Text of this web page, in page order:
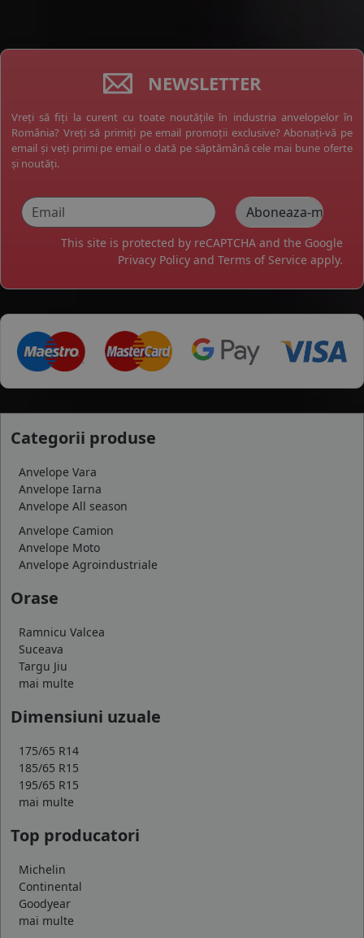
NEWSLETTER
Vreți să fiți la curent cu toate noutățile în industria anvelopelor în
România? Vreți să primiți pe email promoții exclusive? Abonați-vă pe
email și veți primi pe email o dată pe săptămână cele mai bune oferte
și noutăți.
This site is protected by reCAPTCHA and the Google
Privacy Policy and Terms of Service apply.
Categorii produse
Anvelope Vara
Anvelope Iarna
Anvelope All season
Anvelope Camion
Anvelope Moto
Anvelope Agroindustriale
Orase
Ramnicu Valcea
Suceava
Targu Jiu
mai multe
Dimensiuni uzuale
175/65 R14
185/65 R15
195/65 R15
mai multe
Top producatori
Michelin
Continental
Goodyear
mai multe